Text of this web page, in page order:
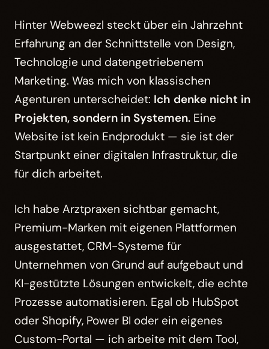
Hinter Webweezl steckt über ein Jahrzehnt
Erfahrung an der Schnittstelle von Design,
Technologie und datengetriebenem
Marketing. Was mich von klassischen
Agenturen unterscheidet: Ich denke nicht in
Projekten, sondern in Systemen. Eine
Website ist kein Endprodukt — sie ist der
Startpunkt einer digitalen Infrastruktur, die
für dich arbeitet.
Ich habe Arztpraxen sichtbar gemacht,
Premium-Marken mit eigenen Plattformen
ausgestattet, CRM-Systeme für
Unternehmen von Grund auf aufgebaut und
KI-gestützte Lösungen entwickelt, die echte
Prozesse automatisieren. Egal ob HubSpot
oder Shopify, Power BI oder ein eigenes
Custom-Portal — ich arbeite mit dem Tool,